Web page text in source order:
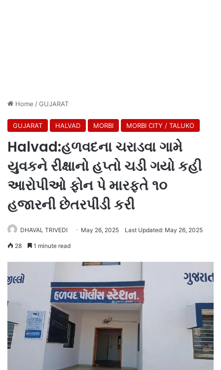
Home /GUJARAT
GUJARAT HALVAD MORBI MORBI CITY / TALUKO
Halvad:હળવદના ચરાડવા ગામે
યુવકને રીક્ષાનો હપ્તો ચડી ગયો કહી
આરોપીઓ ફોન પે મારફતે ૧૦
હજારની છેતરપીંડી કરી
DHAVAL TRIVEDI May 26, 2025 Last Updated: May 26, 2025
28 1 minute read